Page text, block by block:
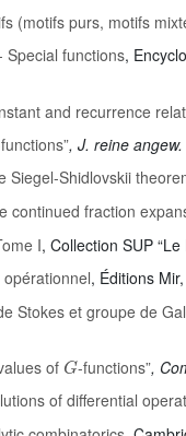
(motifs purs, motifs
Special functions,
and recurrence
, J. reine
Siegel-Shidlovskii
continued fraction
I, Collection SUP
, Éditions
Stokes et groupe de
of -functions”,
of differential